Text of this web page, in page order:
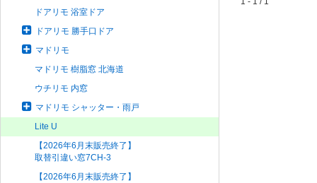
ドアリモ 浴室ドア
ドアリモ 勝手口ドア
マドリモ
マドリモ 樹脂窓 北海道
ウチリモ 内窓
マドリモ シャッター・雨戸
Lite U
【2026年6月末販売終了】
取替引違い窓7CH-3
【2026年6月末販売終了】